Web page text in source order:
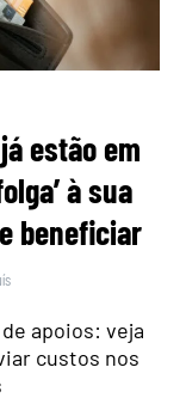
estão em
à sua
beneficiar
apoios: veja
custos nos